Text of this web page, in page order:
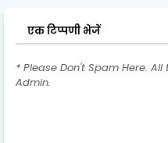
एक टिप्पणी भेजें
* Please Don't Spam Here.
Admin.